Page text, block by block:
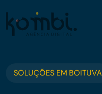
SOLUÇÕES EM BOITUVA